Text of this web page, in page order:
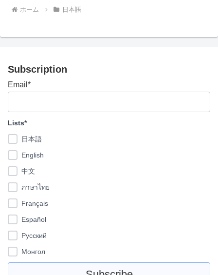
ホーム 日本語
Subscription
Email*
Lists*
日本語
English
中文
ภาษาไทย
Français
Español
Pусский
Монгол